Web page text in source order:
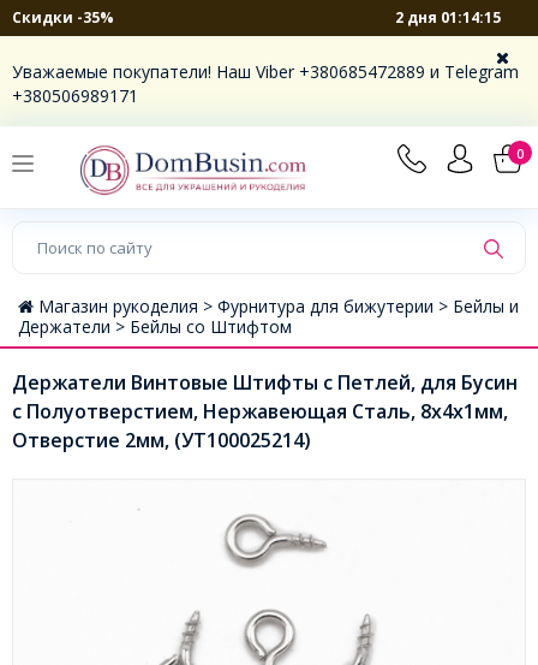
Скидки -35% 2 дня 01:14:15
Уважаемые покупатели! Наш Viber +380685472889 и Telegram
+380506989171
0
Магазин рукоделия > Фурнитура для бижутерии > Бейлы и
Держатели > Бейлы со Штифтом
Держатели Винтовые Штифты с Петлей, для Бусин
с Полуотверстием, Нержавеющая Сталь, 8х4х1мм,
Отверстие 2мм, (УТ100025214)